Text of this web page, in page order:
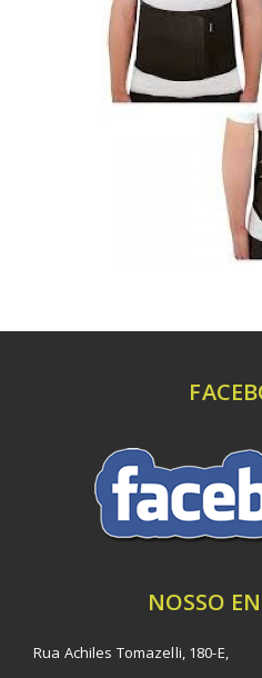
NOSSO
Rua Achiles Tomazelli, 180-E,